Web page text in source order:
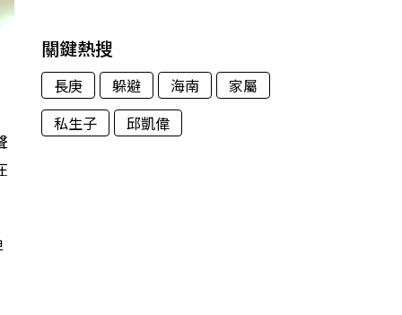
關鍵熱搜
長庚 躲避 海南
家屬
私生子
邱凱偉